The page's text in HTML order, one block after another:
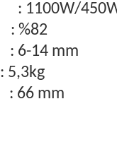
: 1100W/
: %82
: 6-14 mm
: 5,3kg
: 66 mm